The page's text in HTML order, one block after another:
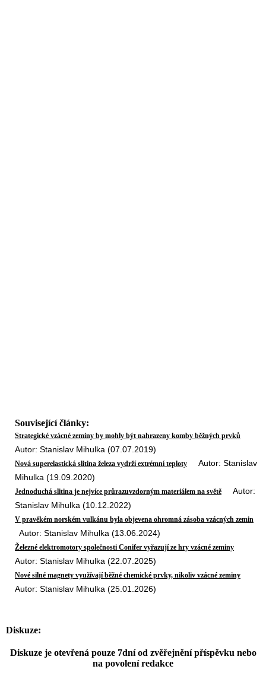
Související články:
Strategické vzácné zeminy by mohly být nahrazeny komby běžných prvků
Autor: Stanislav Mihulka (07.07.2019)
Nová superelastická slitina železa vydrží extrémní teploty Autor: Stanislav
Mihulka (19.09.2020)
Jednoduchá slitina je nejvíce průrazuvzdorným materiálem na světě Autor:
Stanislav Mihulka (10.12.2022)
V pravěkém norském vulkánu byla objevena ohromná zásoba vzácných zemin
Autor: Stanislav Mihulka (13.06.2024)
Železné elektromotory společnosti Conifer vyřazují ze hry vzácné zeminy
Autor: Stanislav Mihulka (22.07.2025)
Nové silné magnety využívají běžné chemické prvky, nikoliv vzácné zeminy
Autor: Stanislav Mihulka (25.01.2026)
Diskuze:
Diskuze je otevřená pouze 7dní od zvěřejnění příspěvku nebo
na povolení redakce